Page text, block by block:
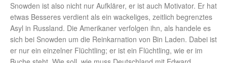
Snowden ist also nicht nur Aufklärer, er ist auch Motivator. Er hat
etwas Besseres verdient als ein wackeliges, zeitlich begrenztes
Asyl in Russland. Die Amerikaner verfolgen ihn, als handele es
sich bei Snowden um die Reinkarnation von Bin Laden. Dabei ist
er nur ein einzelner Flüchtling; er ist ein Flüchtling, wie er im